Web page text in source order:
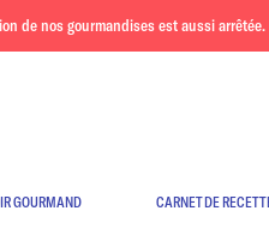
de nos gourmandises est aussi
GOURMAND CARNET DE